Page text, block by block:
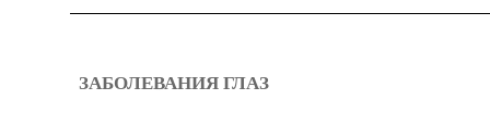
ЗАБОЛЕВАНИЯ ГЛАЗ